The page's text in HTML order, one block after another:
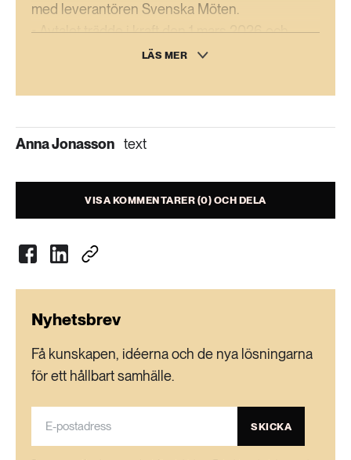
med leverantören Svenska Möten.
• Avtalet trädde i kraft den 1 mars 2026 och
omfattar kommunerna Göteborg, Härryda,
• Avtalet gäller även för flera regionala och
Begravningssamfällighet, Göteborgsregionens
Räddningstjänsten Storgöteborg, Gryning Vård
AB, Stiftelsen Göteborgs sjukhem samt ett antal
Partille Energi, Öckerö Fastighets AB och
• Beslutet fattades av den styrande majoriteten
i Göteborg: Socialdemokraterna, Vänsterpartiet
LÄS MER
Anna Jonasson text
VISA KOMMENTARER (0) OCH DELA
Nyhetsbrev
Få kunskapen, idéerna och de nya lösningarna
för ett hållbart samhälle.
SKICKA